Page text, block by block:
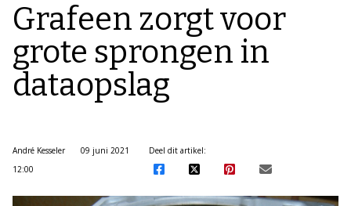
Grafeen zorgt voor
grote sprongen in
dataopslag
André Kesseler
09 juni 2021
12:00
Deel dit artikel: